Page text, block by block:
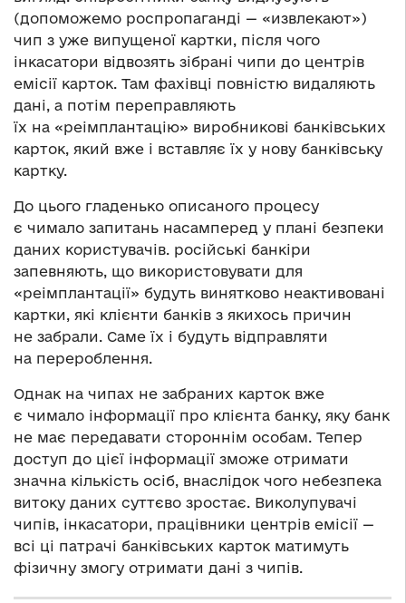
(допоможемо роспропаганді — «извлекают»)
чип з уже випущеної картки, після чого
інкасатори відвозять зібрані чипи до центрів
емісії карток. Там фахівці повністю видаляють
дані, а потім переправляють
їх на «реімплантацію» виробникові банківських
карток, який вже і вставляє їх у нову банківську
картку.
До цього гладенько описаного процесу
є чимало запитань насамперед у плані безпеки
даних користувачів. російські банкіри
запевняють, що використовувати для
«реімплантації» будуть винятково неактивовані
картки, які клієнти банків з якихось причин
не забрали. Саме їх і будуть відправляти
на перероблення.
Однак на чипах не забраних карток вже
є чимало інформації про клієнта банку, яку банк
не має передавати стороннім особам. Тепер
доступ до цієї інформації зможе отримати
значна кількість осіб, внаслідок чого небезпека
витоку даних суттєво зростає. Виколупувачі
чипів, інкасатори, працівники центрів емісії —
всі ці патрачі банківських карток матимуть
фізичну змогу отримати дані з чипів.